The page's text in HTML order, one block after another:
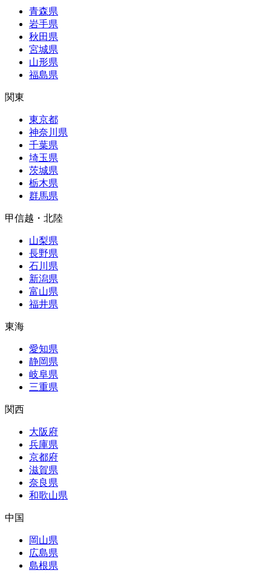
青森県
岩手県
秋田県
宮城県
山形県
福島県
関東
東京都
神奈川県
千葉県
埼玉県
茨城県
栃木県
群馬県
甲信越・北陸
山梨県
長野県
石川県
新潟県
富山県
福井県
東海
愛知県
静岡県
岐阜県
三重県
関西
大阪府
兵庫県
京都府
滋賀県
奈良県
和歌山県
中国
岡山県
広島県
島根県